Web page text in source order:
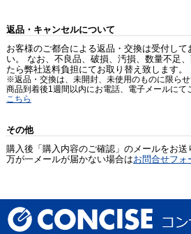
返品・キャンセルについて
お客様のご都合による返品・交換は受付して
い。 なお、不良品、破損、汚損、数量不足
たら弊社送料負担にてお取り替え致します。
※返品・交換は、未開封、未使用のものに限らせ
商品到着後1週間以内にお電話、電子メールにて
こちら
その他
購入後「購入内容のご確認」のメールをお送
万が一メールが届かない場合はお問合せフォ